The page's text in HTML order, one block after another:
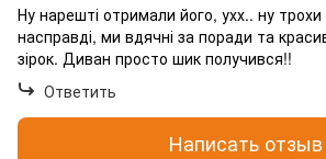
Ну нарешті отримали його, ухх.. ну
насправді, ми вдячні за поради та
зірок. Диван просто шик получився!!
Ответить
Написать отзыв